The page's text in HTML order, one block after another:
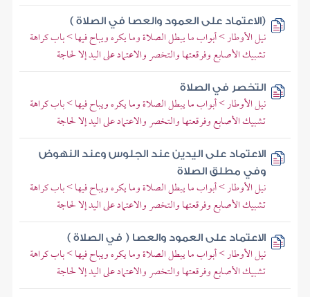
(الاعتماد على العمود والعصا في الصلاة )
نيل الأوطار > أبواب ما يبطل الصلاة وما يكره ويباح فيها > باب كراهة
تشبيك الأصابع وفرقعتها والتخصر والاعتماد على اليد إلا لحاجة
التخصر في الصلاة
نيل الأوطار > أبواب ما يبطل الصلاة وما يكره ويباح فيها > باب كراهة
تشبيك الأصابع وفرقعتها والتخصر والاعتماد على اليد إلا لحاجة
الاعتماد على اليدين عند الجلوس وعند النهوض
وفي مطلق الصلاة
نيل الأوطار > أبواب ما يبطل الصلاة وما يكره ويباح فيها > باب كراهة
تشبيك الأصابع وفرقعتها والتخصر والاعتماد على اليد إلا لحاجة
الاعتماد على العمود والعصا ( في الصلاة )
نيل الأوطار > أبواب ما يبطل الصلاة وما يكره ويباح فيها > باب كراهة
تشبيك الأصابع وفرقعتها والتخصر والاعتماد على اليد إلا لحاجة